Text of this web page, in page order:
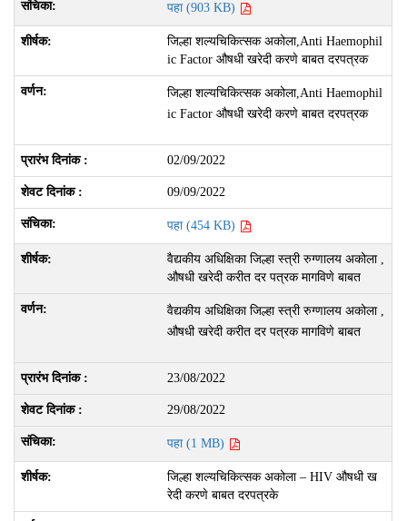
पहा (903 KB)
जिल्हा शल्यचिकित्सक अकोला,Anti Haemophil
ic Factor औषधी खरेदी करणे बाबत दरपत्रक
जिल्हा शल्यचिकित्सक अकोला,Anti Haemophil
ic Factor औषधी खरेदी करणे बाबत दरपत्रक
02/09/2022
09/09/2022
पहा (454 KB)
वैद्यकीय अधिक्षिका जिल्हा स्त्री रुग्णालय अकोला ,
औषधी खरेदी करीत दर पत्रक मागविणे बाबत
वैद्यकीय अधिक्षिका जिल्हा स्त्री रुग्णालय अकोला ,
औषधी खरेदी करीत दर पत्रक मागविणे बाबत
23/08/2022
29/08/2022
पहा (1 MB)
जिल्हा शल्यचिकित्सक अकोला – HIV औषधी ख
रेदी करणे बाबत दरपत्रके